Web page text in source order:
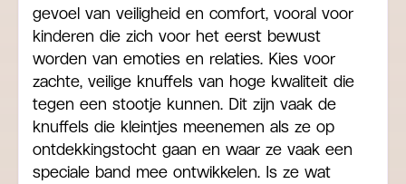
gevoel van veiligheid en comfort, vooral voor
kinderen die zich voor het eerst bewust
worden van emoties en relaties. Kies voor
zachte, veilige knuffels van hoge kwaliteit die
tegen een stootje kunnen. Dit zijn vaak de
knuffels die kleintjes meenemen als ze op
ontdekkingstocht gaan en waar ze vaak een
speciale band mee ontwikkelen. Is ze wat